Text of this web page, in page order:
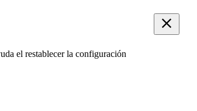
el restablecer la configuración